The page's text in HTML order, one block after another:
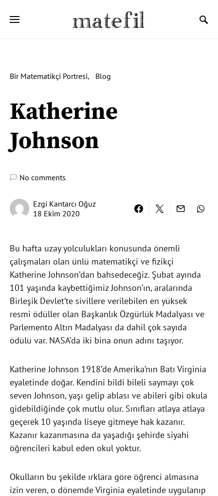
Bir Matematikçi Portresi Blog
Katherine
Johnson
No comments
Ezgi Kantarcı Oğuz
18 Ekim 2020
Bu hafta uzay yolculukları konusunda önemli
çalışmaları olan ünlü matematikçi ve fizikçi
Katherine Johnson’dan bahsedeceğiz. Şubat ayında
101 yaşında kaybettiğimiz Johnson’ın, aralarında
Birleşik Devlet’te sivillere verilebilen en yüksek
resmi ödüller olan Başkanlık Özgürlük Madalyası ve
Parlemento Altın Madalyası da dahil çok sayıda
ödülü var. NASA’da iki bina onun adını taşıyor.
Katherine Johnson 1918’de Amerika’nın Batı Virginia
eyaletinde doğar. Kendini bildi bileli saymayı çok
seven Johnson, yaşı gelip ablası ve abileri gibi okula
gidebildiğinde çok mutlu olur. Sınıfları atlaya atlaya
geçerek 10 yaşında liseye gitmeye hak kazanır.
Kazanır kazanmasına da yaşadığı şehirde siyahi
öğrencileri kabul eden okul yoktur.
Okulların bu şekilde ırklara göre öğrenci almasına
izin veren, o dönemde Virginia eyaletinde uygulanıp